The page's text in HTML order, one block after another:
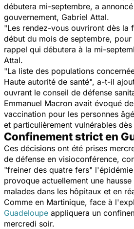
débutera mi-septembre, a
gouvernement, Gabriel Attal.
"Les rendez-vous ouvriront dès la
début du mois de septembre, pour
rappel qui débutera à la mi-
Attal.
"La liste des populations
Haute autorité de santé", a-t-il
ouvrant le conseil de défense
Emmanuel Macron avait évoqué
vaccination pour les personnes
et particulièrement vulnérables
Confinement strict en
Ces décisions ont été prises
de défense en visioconférence,
"freiner des quatre fers"
provoque actuellement une
malades dans les hôpitaux et en
Comme en Martinique, face à
Guadeloupe appliquera un
mercredi soir.